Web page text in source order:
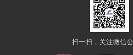
扫一扫，关注微信